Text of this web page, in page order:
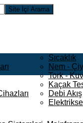
Sıcaklık
Nem -
Tork -
Kaçak
Debi Akış